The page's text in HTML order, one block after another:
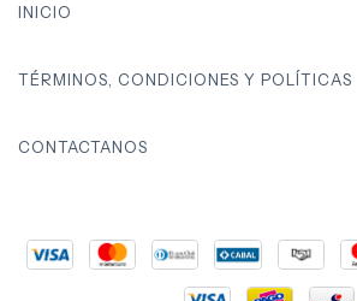
INICIO
TÉRMINOS, CONDICIONES Y POLÍTICAS
CONTACTANOS